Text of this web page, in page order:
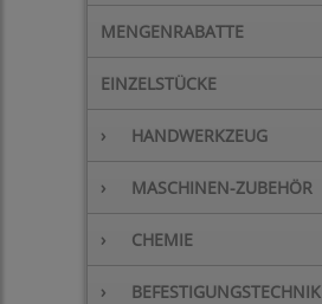
MENGENRABATTE
EINZELSTÜCKE
› HANDWERKZEUG
› MASCHINEN-ZUBEHÖR
› CHEMIE
› BEFESTIGUNGSTECHNIK